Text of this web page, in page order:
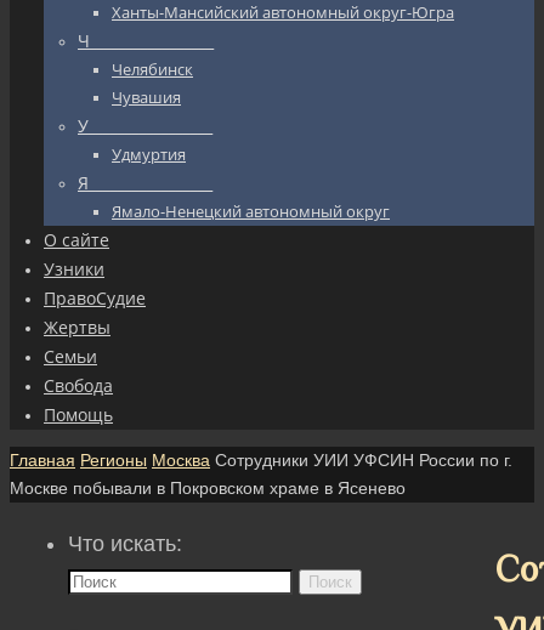
Ханты-Мансийский автономный округ-Югра
Ч_________________
Челябинск
Чувашия
У_________________
Удмуртия
Я_________________
Ямало-Ненецкий автономный округ
О сайте
Узники
ПравоСудие
Жертвы
Семьи
Свобода
Помощь
Главная Регионы Москва Сотрудники УИИ УФСИН России по г.
Москве побывали в Покровском храме в Ясенево
Что искать:
Поиск